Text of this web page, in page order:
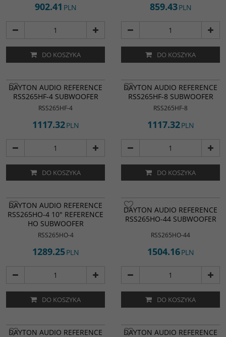
902.41 PLN
DO KOSZYKA
859.43PLN
DO KOSZYKA
DAYTON AUDIO REFERENCE
RSS265HF-4 SUBWOOFER
RSS265HF-4
1117.32PLN
DO KOSZYKA
DAYTON AUDIO REFERENCE
RSS265HF-8 SUBWOOFER
RSS265HF-8
1117.32PLN
DO KOSZYKA
DAYTON AUDIO REFERENCE
RSS265HO-4 10" REFERENCE
HO SUBWOOFER
RSS265HO-4
1289.25PLN
DO KOSZYKA
DAYTON AUDIO REFERENCE
RSS265HO-44 SUBWOOFER
RSS265HO-44
1504.16PLN
DO KOSZYKA
DAYTON AUDIO REFERENCE
DAYTON AUDIO REFERENCE